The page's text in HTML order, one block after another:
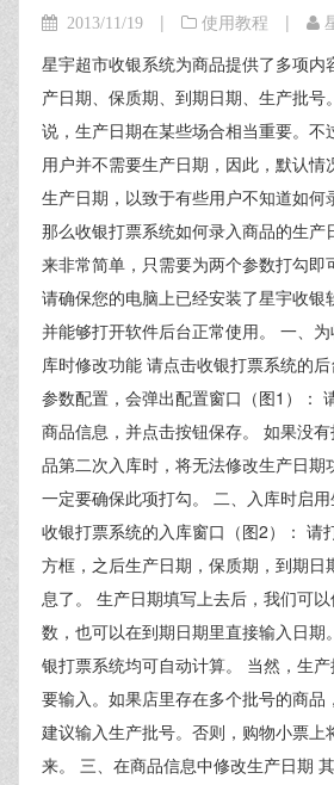
2013/11/19 | 使用教程 |
星宇超市收银系统为商品提供了多项内
产日期、保质期、到期日期、生产批号
说，生产日期在某些场合相当重要。不
用户并不需要生产日期，因此，默认情
生产日期，以致于有些用户不知道如何
那么收银打票系统如何录入商品的生产
来非常简单，只需要为两个参数打勾即
请确保您的电脑上已经安装了星宇收银
并能够打开软件后台正常使用。 一、
库时修改功能 请点击收银打票系统的
参数配置，会弹出配置窗口（图1）：
商品信息，并点击按钮保存。 如果没
品第二次入库时，将无法修改生产日期
一定要确保此项打勾。 二、入库时启
收银打票系统的入库窗口（图2）： 请
方框，之后生产日期，保质期，到期日
息了。 生产日期填写上去后，我们可
数，也可以在到期日期里直接输入日期
银打票系统均可自动计算。 当然，生
要输入。如果店里存在多个批号的商品
建议输入生产批号。否则，购物小票上
来。 三、在商品信息中修改生产日期